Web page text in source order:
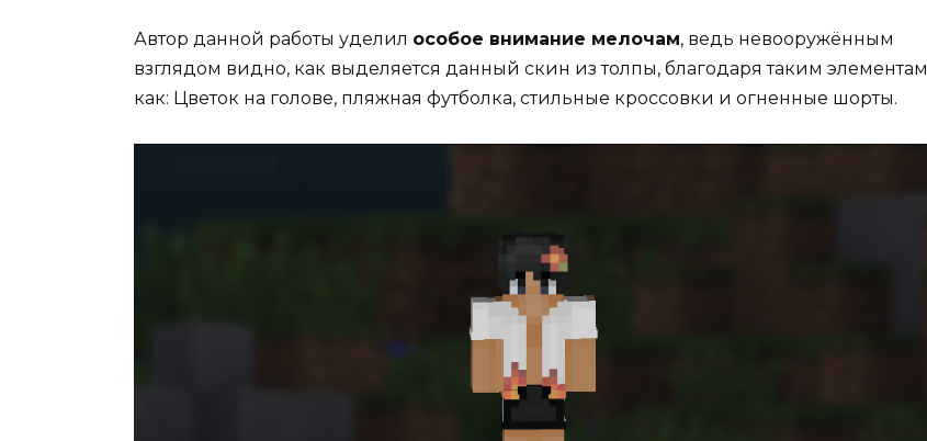
Автор данной работы уделил особое внимание мелочам, ведь невооружённым
взглядом видно, как выделяется данный скин из толпы, благодаря таким элементам
как: Цветок на голове, пляжная футболка, стильные кроссовки и огненные шорты.